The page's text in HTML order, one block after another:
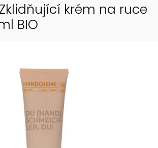
krém na ruce
BIO